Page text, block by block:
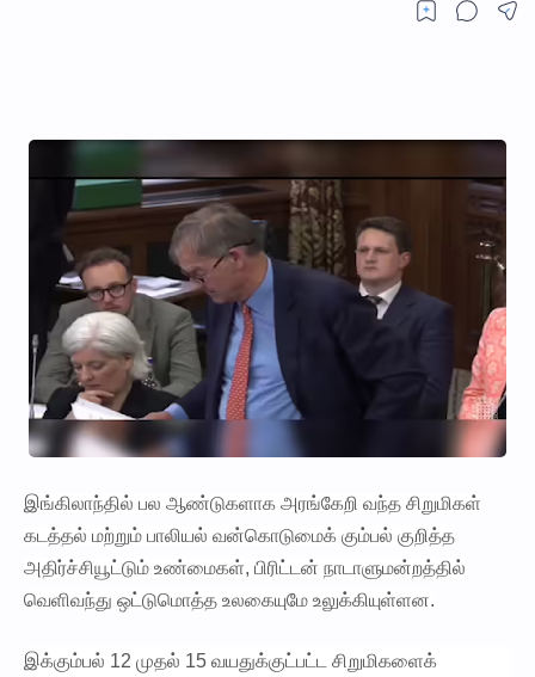
இங்கிலாந்தில் பல ஆண்டுகளாக அரங்கேறி வந்த சிறுமிகள்
கடத்தல் மற்றும் பாலியல் வன்கொடுமைக் கும்பல் குறித்த
அதிர்ச்சியூட்டும் உண்மைகள், பிரிட்டன் நாடாளுமன்றத்தில்
வெளிவந்து ஒட்டுமொத்த உலகையுமே உலுக்கியுள்ளன.
இக்கும்பல் 12 முதல் 15 வயதுக்குட்பட்ட சிறுமிகளைக்